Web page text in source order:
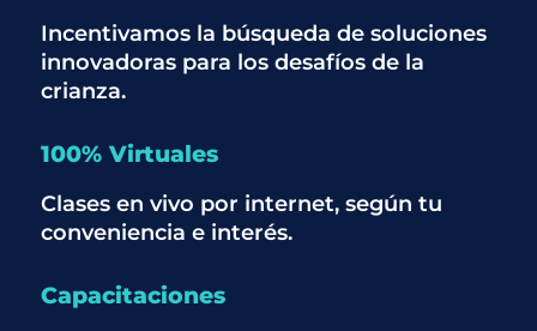
Incentivamos la búsqueda de soluciones
innovadoras para los desafíos de la
crianza.
100% Virtuales
Clases en vivo por internet, según tu
conveniencia e interés.
Capacitaciones